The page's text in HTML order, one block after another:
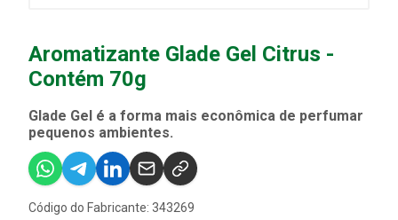
Aromatizante Glade Gel Citrus -
Contém 70g
Glade Gel é a forma mais econômica de perfumar
pequenos ambientes.
Código do Fabricante: 343269